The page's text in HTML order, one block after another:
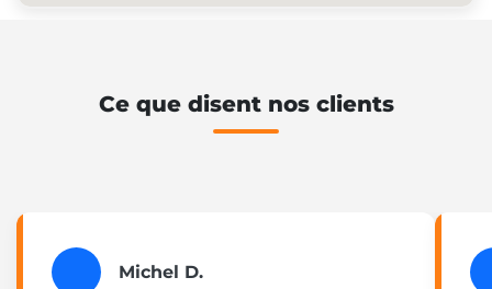
Ce que disent nos clients
Michel D.